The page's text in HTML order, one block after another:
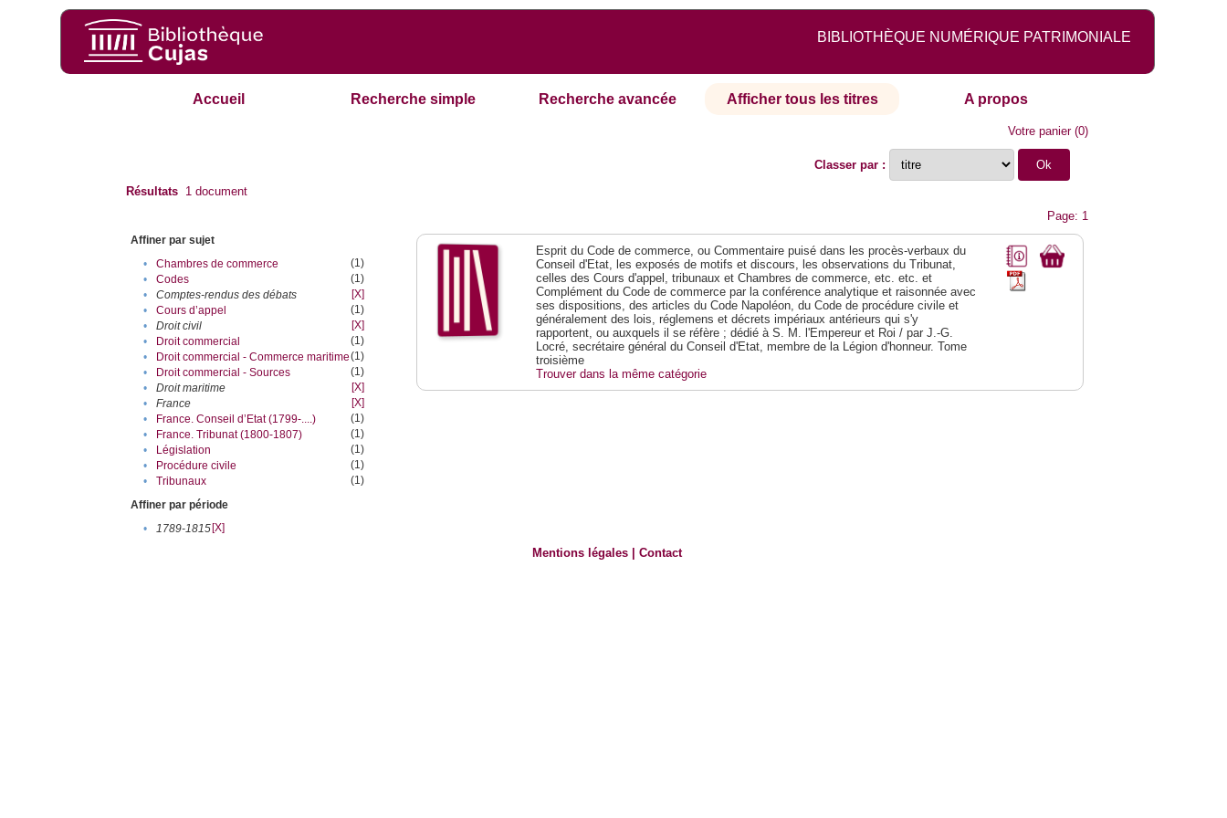
BIBLIOTHÈQUE NUMÉRIQUE PATRIMONIALE
Accueil Recherche simple Recherche avancée Afficher tous les titres A propos
Votre panier(0)
Classer par :
Résultats 1 document
Page: 1
Affiner par sujet
•
Chambres de commerce
(1)
•
Codes
(1)
•
Comptes-rendus des débats
[X]
•
Cours d’appel
(1)
•
Droit civil
[X]
•
Droit commercial
(1)
•
Droit commercial - Commerce maritime(1)
•
Droit commercial - Sources
(1)
•
Droit maritime
[X]
•
France
[X]
•
France. Conseil d’Etat (1799-....)
(1)
•
France. Tribunat (1800-1807)
(1)
•
Législation
(1)
•
Procédure civile
(1)
•
Tribunaux
(1)
Affiner par période
•
1789-1815[X]
Esprit du Code de commerce, ou Commentaire puisé dans les procès-verbaux du
Conseil d'Etat, les exposés de motifs et discours, les observations du Tribunat,
celles des Cours d'appel, tribunaux et Chambres de commerce, etc. etc. et
Complément du Code de commerce par la conférence analytique et raisonnée avec
ses dispositions, des articles du Code Napoléon, du Code de procédure civile et
généralement des lois, réglemens et décrets impériaux antérieurs qui s'y
rapportent, ou auxquels il se réfère ; dédié à S. M. l'Empereur et Roi / par J.-G.
Locré, secrétaire général du Conseil d'Etat, membre de la Légion d'honneur. Tome
troisième
Trouver dans la même catégorie
Mentions légales |Contact